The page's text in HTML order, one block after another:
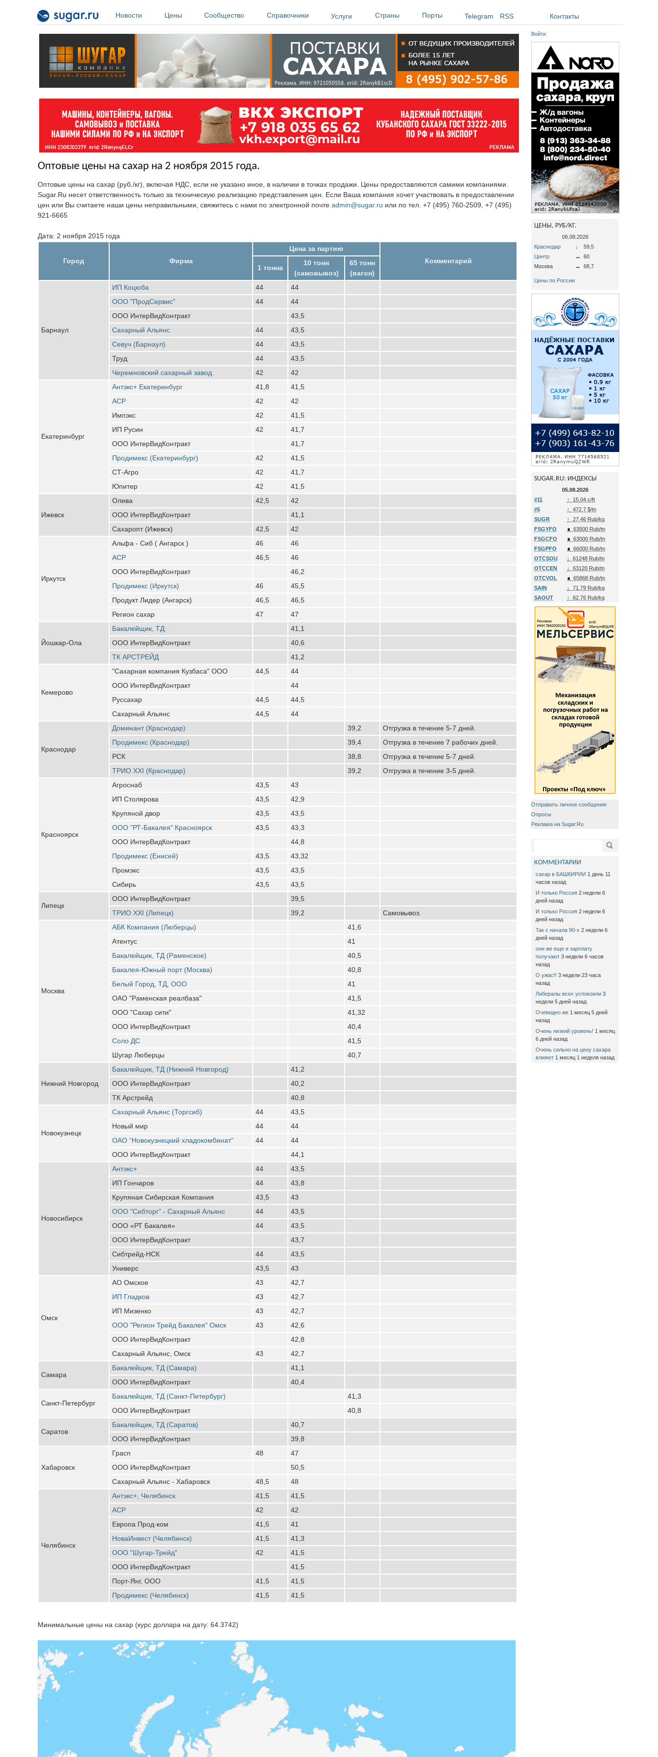
Новости
Цены Сообщество Справочники Услуги Страны Порты Telegram RSS Контакты
Оптовые цены на сахар на 2 ноября 2015 года.
Оптовые цены на сахар (руб./кг), включая НДС, если не указано иное, в наличии в точках продажи. Цены предоставляются самими компаниями.
Sugar.Ru несет ответственность только за техническую реализацию представления цен. Если Ваша компания хочет участвовать в предоставлении
цен или Вы считаете наши цены неправильными, свяжитесь с нами по электронной почте admin@sugar.ru или по тел. +7 (495) 760-2509, +7 (495)
921-6665
Дата: 2 ноября 2015 года
Город Фирма
Цена за партию
Комментарий
1 тонна
10 тонн
(самовывоз)
65 тонн
(вагон)
Барнаул
ИП Коцюба 44
44
ООО "ПродСервис"
44
44
ООО ИнтерВидКонтракт
43,5
Сахарный Альянс
44
43,5
Севуч (Барнаул)
44
43,5
Труд
44
43,5
Черемновский сахарный завод
42 42
Екатеринбург
Антэкс+ Екатеринбург 41,8
41,5
АСР
42
42
Импэкс
42
41,5
ИП Русин
42
41,7
ООО ИнтерВидКонтракт
41,7
Продимекс (Екатеринбург)
42
41,5
СТ-Агро
42
41,7
Юпитер
42 41,5
Ижевск
Олива 42,5
42
ООО ИнтерВидКонтракт
41,1
Сахаропт (Ижевск)
42,5 42
Иркутск
Альфа - Сиб ( Ангарск ) 46
46
АСР
46,5
46
ООО ИнтерВидКонтракт
46,2
Продимекс (Иркутск)
46
45,5
Продукт Лидер (Ангарск)
46,5
46,5
Регион сахар
47 47
Йошкар-Ола
Бакалейщик, ТД
41,1
ООО ИнтерВидКонтракт
40,6
ТК АРСТРЕЙД
41,2
Кемерово
"Сахарная компания Кузбаса" ООО 44,5
44
ООО ИнтерВидКонтракт
44
Руссахар
44,5
44,5
Сахарный Альянс
44,5 44
Краснодар
Доминант (Краснодар) 39,2
Отгрузка в течение 5-7 дней.
Продимекс (Краснодар)
39,4
Отгрузка в течение 7 рабочих дней.
РСК
38,8
Отгрузка в течение 5-7 дней.
ТРИО XXI (Краснодар)
39,2 Отгрузка в течение 3-5 дней.
Красноярск
Агроснаб 43,5
43
ИП Столярова
43,5
42,9
Крупяной двор
43,5
43,5
ООО "РТ-Бакалея" Красноярск
43,5
43,3
ООО ИнтерВидКонтракт
44,8
Продимекс (Енисей)
43,5
43,32
Промэкс
43,5
43,5
Сибирь
43,5 43,5
Липецк
ООО ИнтерВидКонтракт
39,5
ТРИО ХХI (Липецк)
39,2 Самовывоз.
Москва
АБК Компания (Люберцы)
41,6
Атентус
41
Бакалейщик, ТД (Раменское)
40,5
Бакалея-Южный порт (Москва)
40,8
Белый Город, ТД, ООО
41
ОАО "Раменская реалбаза"
41,5
ООО "Сахар сити"
41,32
ООО ИнтерВидКонтракт
40,4
Соло ДС
41,5
Шугар Люберцы
40,7
Нижний Новгород
Бакалейщик, ТД (Нижний Новгород)
41,2
ООО ИнтерВидКонтракт
40,2
ТК Арстрейд
40,8
Новокузнецк
Сахарный Альянс (Торгсиб) 44
43,5
Новый мир
44
44
ОАО “Новокузнецкий хладокомбинат”
44
44
ООО ИнтерВидКонтракт
44,1
Новосибирск
Антэкс+ 44
43,5
ИП Гончаров
44
43,8
Крупяная Сибирская Компания
43,5
43
ООО "Сибторг" - Сахарный Альянс
44
43,5
ООО «РТ Бакалея»
44
43,5
ООО ИнтерВидКонтракт
43,7
Сибтрейд-НСК
44
43,5
Универс
43,5 43
Омск
АО Омское 43
42,7
ИП Гладков
43
42,7
ИП Мизенко
43
42,7
ООО "Регион Трейд Бакалея" Омск
43
42,6
ООО ИнтерВидКонтракт
42,8
Сахарный Альянс, Омск
43 42,7
Самара
Бакалейщик, ТД (Самара)
41,1
ООО ИнтерВидКонтракт
40,4
Санкт-Петербург
Бакалейщик, ТД (Санкт-Петербург)
41,3
ООО ИнтерВидКонтракт
40,8
Саратов
Бакалейщик, ТД (Саратов)
40,7
ООО ИнтерВидКонтракт
39,8
Хабаровск
Грасп 48
47
ООО ИнтерВидКонтракт
50,5
Сахарный Альянс - Хабаровск
48,5 48
Челябинск
Антэкс+, Челябинск 41,5
41,5
АСР
42
42
Европа Прод-ком
41,5
41
НоваИнвест (Челябинск)
41,5
41,3
ООО "Шугар-Трейд"
42
41,5
ООО ИнтерВидКонтракт
41,5
Порт-Янг, ООО
41,5
41,5
Продимекс (Челябинск)
41,5 41,5
Минимальные цены на сахар (курс доллара на дату: 64.3742)
Войти
ЦЕНЫ, РУБ/КГ.
06.08.2026
Краснодар
↓
59,5
Центр
↔
60
Москва
↔ 68,7
Цены по России
SUGAR.RU: ИНДЕКСЫ
05.08.2026
#11
↑
15.04 c/ft
#5
↑
472.7 $/tn
SUGR
↑
27.46 Rub/kg
FSGYFO
∎ 63500 Rub/tn
FSGCFO
∎ 63000 Rub/tn
FSGPFO
∎ 66000 Rub/tn
OTCSOU
↓
61248 Rub/tn
OTCCEN
↓
63120 Rub/tn
OTCVOL
∎ 65868 Rub/tn
SAIN
↓
71.79 Rub/kg
SAOUT
↑ 62.76 Rub/kg
Отправить личное сообщение
Опросы
Реклама на Sugar.Ru
Поиск
КОММЕНТАРИИ
сахар в БАШКИРИИ 1 день 11
часов назад
И только Россия 2 недели 6
дней назад
И только Россия 2 недели 6
дней назад
Так с начала 90-х 2 недели 6
дней назад
они же еще и зарплату
получают 3 недели 6 часов
назад
О ужас!! 3 недели 23 часа
назад
Либералы всех успокоили 3
недели 5 дней назад
Очевидно же 1 месяц 5 дней
назад
Очень низкий уровень! 1 месяц
6 дней назад
Очень сильно на цену сахара
влияют 1 месяц 1 неделя назад